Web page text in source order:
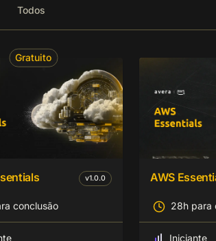
Todos
Gratuito
v1.0.0
conclusão
AWS
28h para
Iniciante